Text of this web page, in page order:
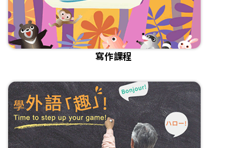
寫作課程